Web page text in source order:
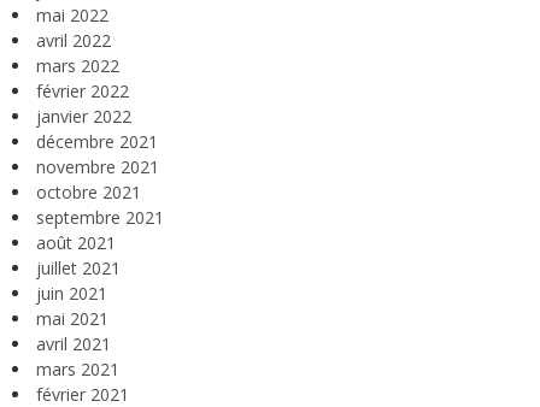
mai 2022
avril 2022
mars 2022
février 2022
janvier 2022
décembre 2021
novembre 2021
octobre 2021
septembre 2021
août 2021
juillet 2021
juin 2021
mai 2021
avril 2021
mars 2021
février 2021